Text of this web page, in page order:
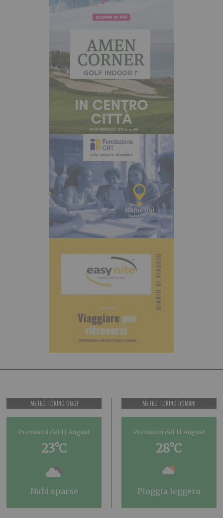
METEO TORINO OGGI
Previsioni del 11 August
23°C
nubi sparse
METEO TORINO DOMANI
Previsioni del 11 August
28°C
pioggia leggera